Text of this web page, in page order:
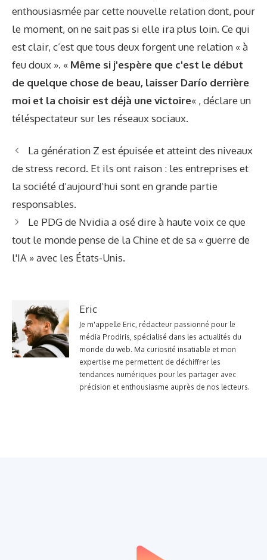
enthousiasmée par cette nouvelle relation dont, pour
le moment, on ne sait pas si elle ira plus loin. Ce qui
est clair, c’est que tous deux forgent une relation « à
feu doux ». « Même si j'espère que c'est le début
de quelque chose de beau, laisser Darío derrière
moi et la choisir est déjà une victoire« , déclare un
téléspectateur sur les réseaux sociaux.
La génération Z est épuisée et atteint des niveaux
de stress record. Et ils ont raison : les entreprises et
la société d’aujourd’hui sont en grande partie
responsables.
Le PDG de Nvidia a osé dire à haute voix ce que
tout le monde pense de la Chine et de sa « guerre de
l'IA » avec les États-Unis.
Eric
Je m'appelle Eric, rédacteur passionné pour le
média Prodiris, spécialisé dans les actualités du
monde du web. Ma curiosité insatiable et mon
expertise me permettent de déchiffrer les
tendances numériques pour les partager avec
précision et enthousiasme auprès de nos lecteurs.